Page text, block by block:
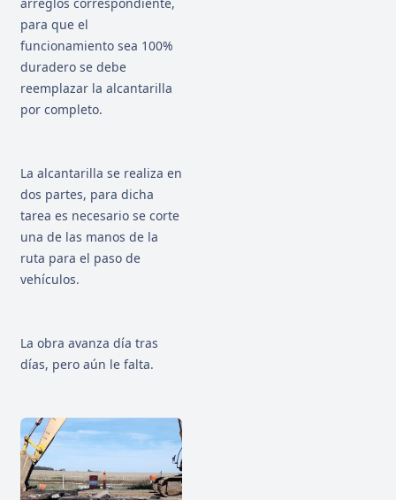
para que el
funcionamiento sea 100%
duradero se debe
reemplazar la alcantarilla
por completo.
La alcantarilla se realiza en
dos partes, para dicha
tarea es necesario se corte
una de las manos de la
ruta para el paso de
vehículos.
La obra avanza día tras
días, pero aún le falta.